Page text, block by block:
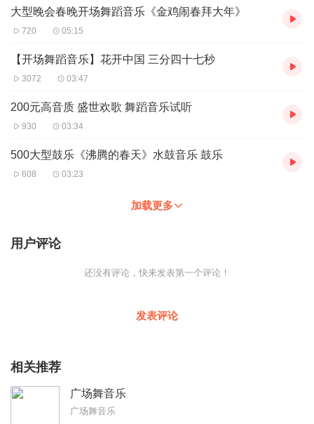
大型晚会春晚开场舞蹈音乐《金鸡闹春拜大年》
720 05:15
【开场舞蹈音乐】花开中国 三分四十七秒
3072 03:47
200元高音质 盛世欢歌 舞蹈音乐试听
930 03:34
500大型鼓乐《沸腾的春天》水鼓音乐 鼓乐
608 03:23
加载更多
用户评论
还没有评论，快来发表第一个评论！
发表评论
相关推荐
广场舞音乐
广场舞音乐